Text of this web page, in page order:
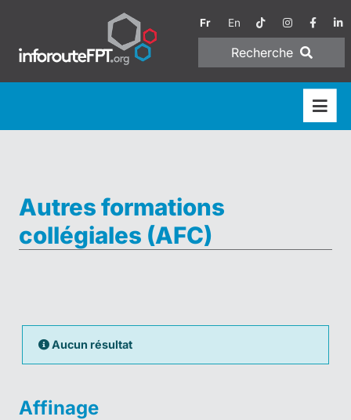
Fr En
Recherche
Autres formations
collégiales (AFC)
Aucun résultat
Affinage